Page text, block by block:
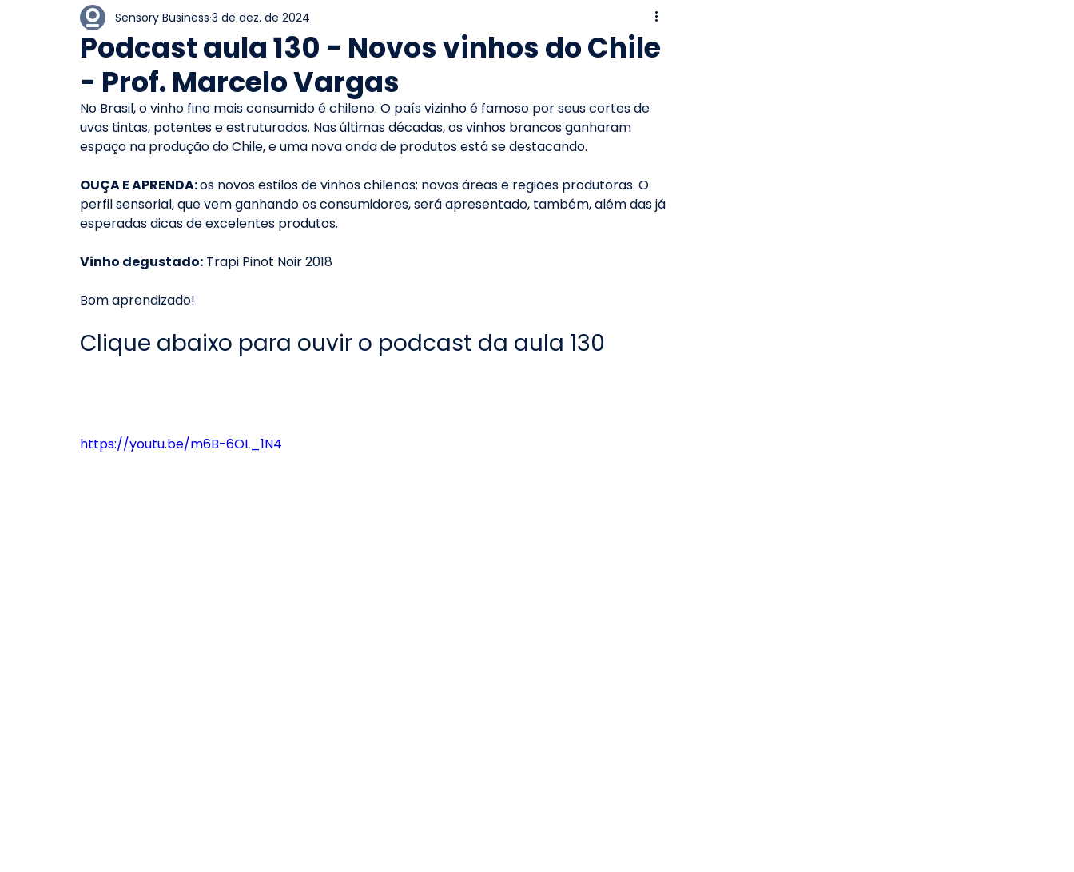
Podcast aula 130 - Novos vinhos do Chile
- Prof. Marcelo Vargas
Sensory Business 3 de dez. de 2024
No Brasil, o vinho fino mais consumido é chileno. O país vizinho é famoso por seus cortes de
uvas tintas, potentes e estruturados. Nas últimas décadas, os vinhos brancos ganharam
espaço na produção do Chile, e uma nova onda de produtos está se destacando.
OUÇA E APRENDA: os novos estilos de vinhos chilenos; novas áreas e regiões produtoras. O
perfil sensorial, que vem ganhando os consumidores, será apresentado, também, além das já
esperadas dicas de excelentes produtos.
Vinho degustado: Trapi Pinot Noir 2018
Bom aprendizado!
Clique abaixo para ouvir o podcast da aula 130
https://youtu.be/m6B-6OL_1N4